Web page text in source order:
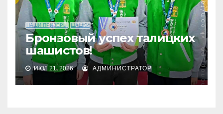
НАШИ ПРИЗЕРЫ ШАШКИ
Бронзовый успех талицких
шашистов!
ИЮЛ 21, 2026 АДМИНИСТРАТОР